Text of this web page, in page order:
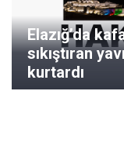
Elazığ’da
sıkıştıran
kurtardı